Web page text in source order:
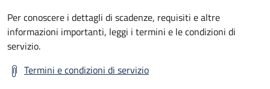
Per conoscere i dettagli di scadenze, requisiti e altre
informazioni importanti, leggi i termini e le condizioni di
servizio.
Termini e condizioni di servizio